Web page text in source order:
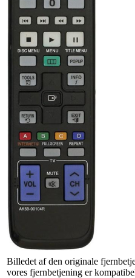
Billedet af den originale
vores fjernbetjening er